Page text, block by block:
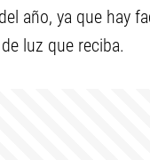
año, ya que hay
luz que reciba.